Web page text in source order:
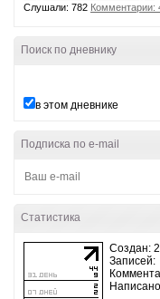
Слушали: 782 Комментарии:
Поиск по дневнику
в этом дневнике
Подписка по e-mail
Статистика
Создан:
Записей: